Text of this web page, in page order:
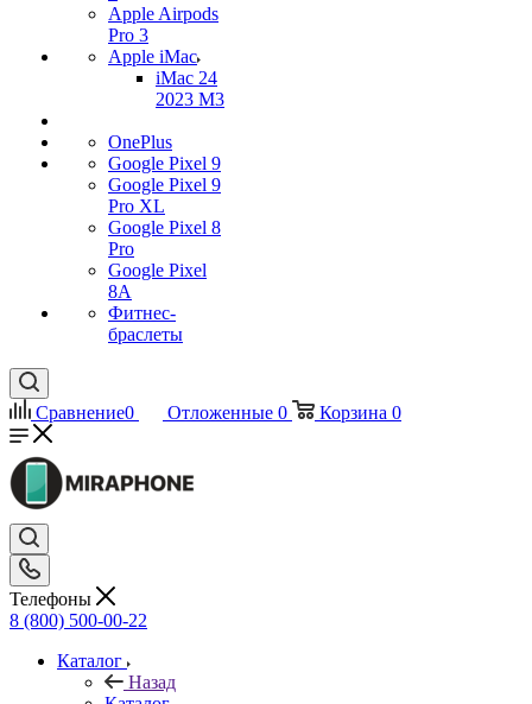
Apple Airpods
Pro 3
Apple iMac
iMac 24
2023 M3
OnePlus
Google Pixel 9
Google Pixel 9
Pro XL
Google Pixel 8
Pro
Google Pixel
8A
Фитнес-
браслеты
Сравнение0 Отложенные 0 Корзина 0
Телефоны
8 (800) 500-00-22
Каталог
Назад